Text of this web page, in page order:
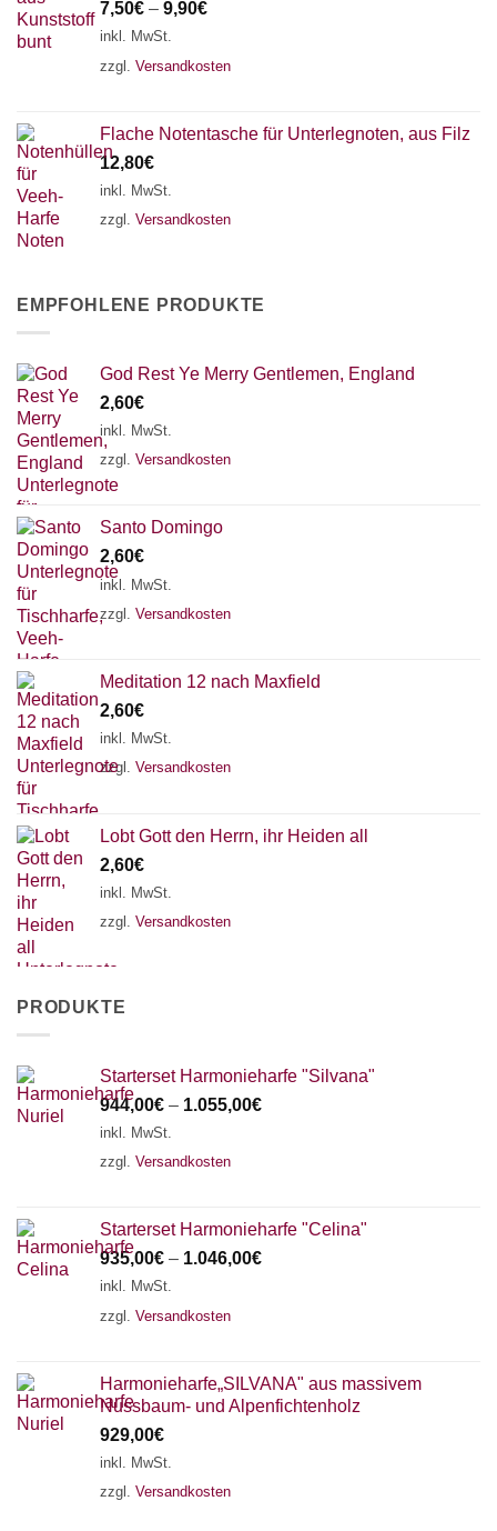
7,50€ – 9,90€
inkl. MwSt.
zzgl. Versandkosten
Flache Notentasche für Unterlegnoten, aus Filz
12,80€
inkl. MwSt.
zzgl. Versandkosten
EMPFOHLENE PRODUKTE
God Rest Ye Merry Gentlemen, England
2,60€
inkl. MwSt.
zzgl. Versandkosten
Santo Domingo
2,60€
inkl. MwSt.
zzgl. Versandkosten
Meditation 12 nach Maxfield
2,60€
inkl. MwSt.
zzgl. Versandkosten
Lobt Gott den Herrn, ihr Heiden all
2,60€
inkl. MwSt.
zzgl. Versandkosten
PRODUKTE
Starterset Harmonieharfe "Silvana"
944,00€ – 1.055,00€
inkl. MwSt.
zzgl. Versandkosten
Starterset Harmonieharfe "Celina"
935,00€ – 1.046,00€
inkl. MwSt.
zzgl. Versandkosten
Harmonieharfe„SILVANA" aus massivem
Nussbaum- und Alpenfichtenholz
929,00€
inkl. MwSt.
zzgl. Versandkosten